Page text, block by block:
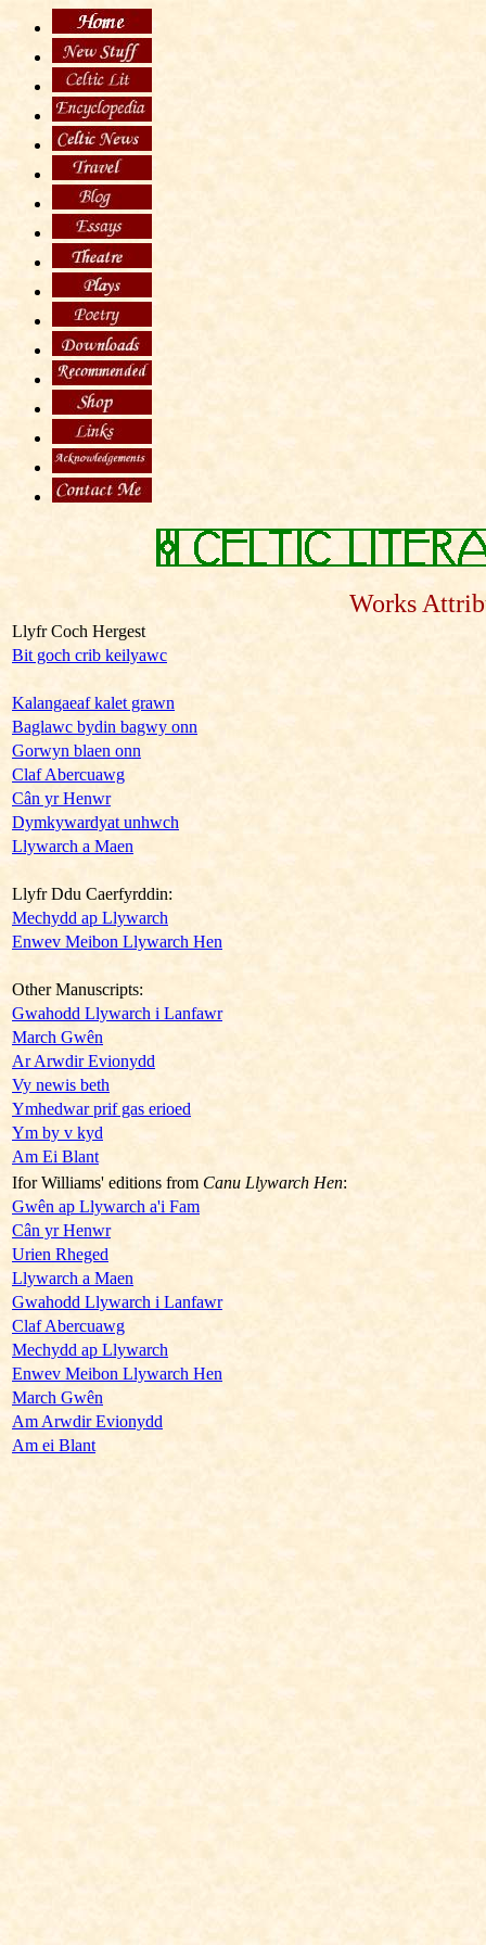
Works
Llyfr Coch Hergest
Bit goch crib keilyawc
Kalangaeaf kalet grawn
Baglawc bydin bagwy onn
Gorwyn blaen onn
Claf Abercuawg
Cân yr Henwr
Dymkywardyat unhwch
Llywarch a Maen
Llyfr Ddu Caerfyrddin:
Mechydd ap Llywarch
Enwev Meibon Llywarch Hen
Other Manuscripts:
Gwahodd Llywarch i Lanfawr
March Gwên
Ar Arwdir Evionydd
Vy newis beth
Ymhedwar prif gas erioed
Ym by v kyd
Am Ei Blant
Ifor Williams' editions from Canu Llywarch Hen:
Gwên ap Llywarch a'i Fam
Cân yr Henwr
Urien Rheged
Llywarch a Maen
Gwahodd Llywarch i Lanfawr
Claf Abercuawg
Mechydd ap Llywarch
Enwev Meibon Llywarch Hen
March Gwên
Am Arwdir Evionydd
Am ei Blant